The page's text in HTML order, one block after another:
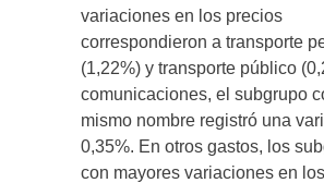
variaciones en los precios
correspondieron a transporte
(1,22%) y transporte público
comunicaciones, el subgrupo
mismo nombre registró una
0,35%. En otros gastos, los
con mayores variaciones en